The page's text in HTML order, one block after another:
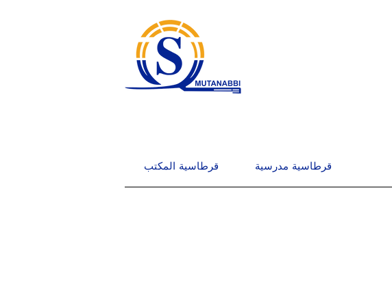
قرطاسية المكتب قرطاسية مدرسية